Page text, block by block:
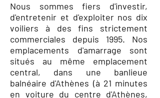
Nous sommes fiers d'investir,
d'entretenir et d'exploiter nos dix
voiliers à des fins strictement
commerciales depuis 1995. Nos
emplacements d'amarrage sont
situés au même emplacement
central, dans une banlieue
balnéaire d'Athènes (à 21 minutes
en voiture du centre d'Athènes,